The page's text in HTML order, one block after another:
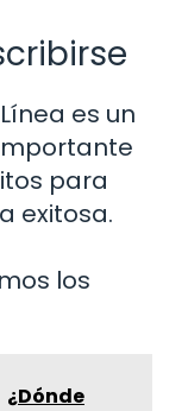
es un
para
exitosa.
los
¿Dónde